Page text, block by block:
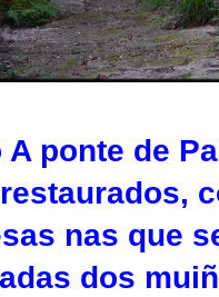
ponte de
nas que
dos